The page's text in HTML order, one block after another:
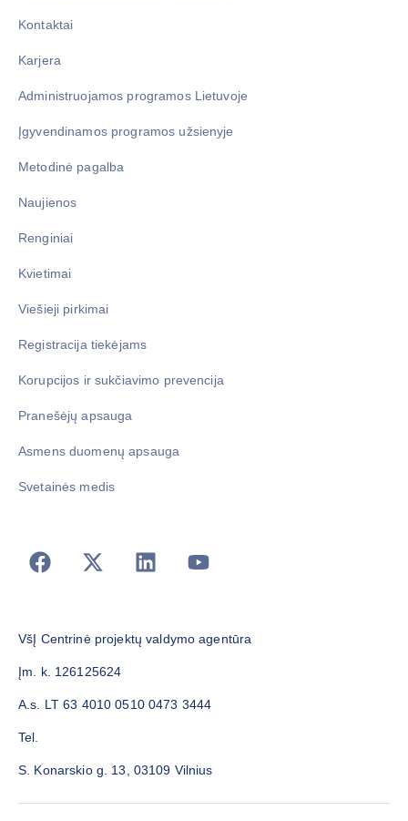
Kontaktai
Karjera
Administruojamos programos Lietuvoje
Įgyvendinamos programos užsienyje
Metodinė pagalba
Naujienos
Renginiai
Kvietimai
Viešieji pirkimai
Registracija tiekėjams
Korupcijos ir sukčiavimo prevencija
Pranešėjų apsauga
Asmens duomenų apsauga
Svetainės medis
VšĮ Centrinė projektų valdymo agentūra
Įm. k. 126125624
A.s. LT 63 4010 0510 0473 3444
Tel.
S. Konarskio g. 13, 03109 Vilnius